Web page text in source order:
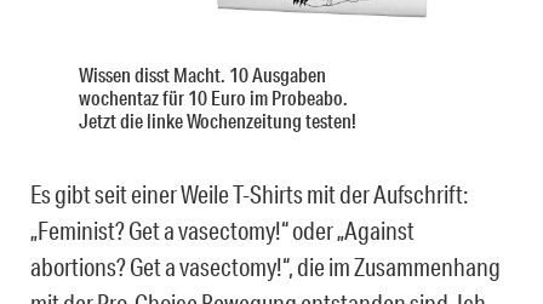
Wissen disst Macht. 10 Ausgaben
wochentaz für 10 Euro im Probeabo.
Jetzt die linke Wochenzeitung testen!
Es gibt seit einer Weile T-Shirts mit der Aufschrift:
„Feminist? Get a vasectomy!“ oder „Against
abortions? Get a vasectomy!“, die im Zusammenhang